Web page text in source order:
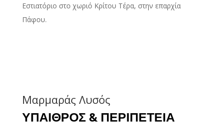
Εστιατόριο στο χωριό Κρίτου Τέρα, στην επαρχία
Πάφου.
Μαρμαράς Λυσός
ΥΠΑΙΘΡΟΣ & ΠΕΡΙΠΕΤΕΙΑ